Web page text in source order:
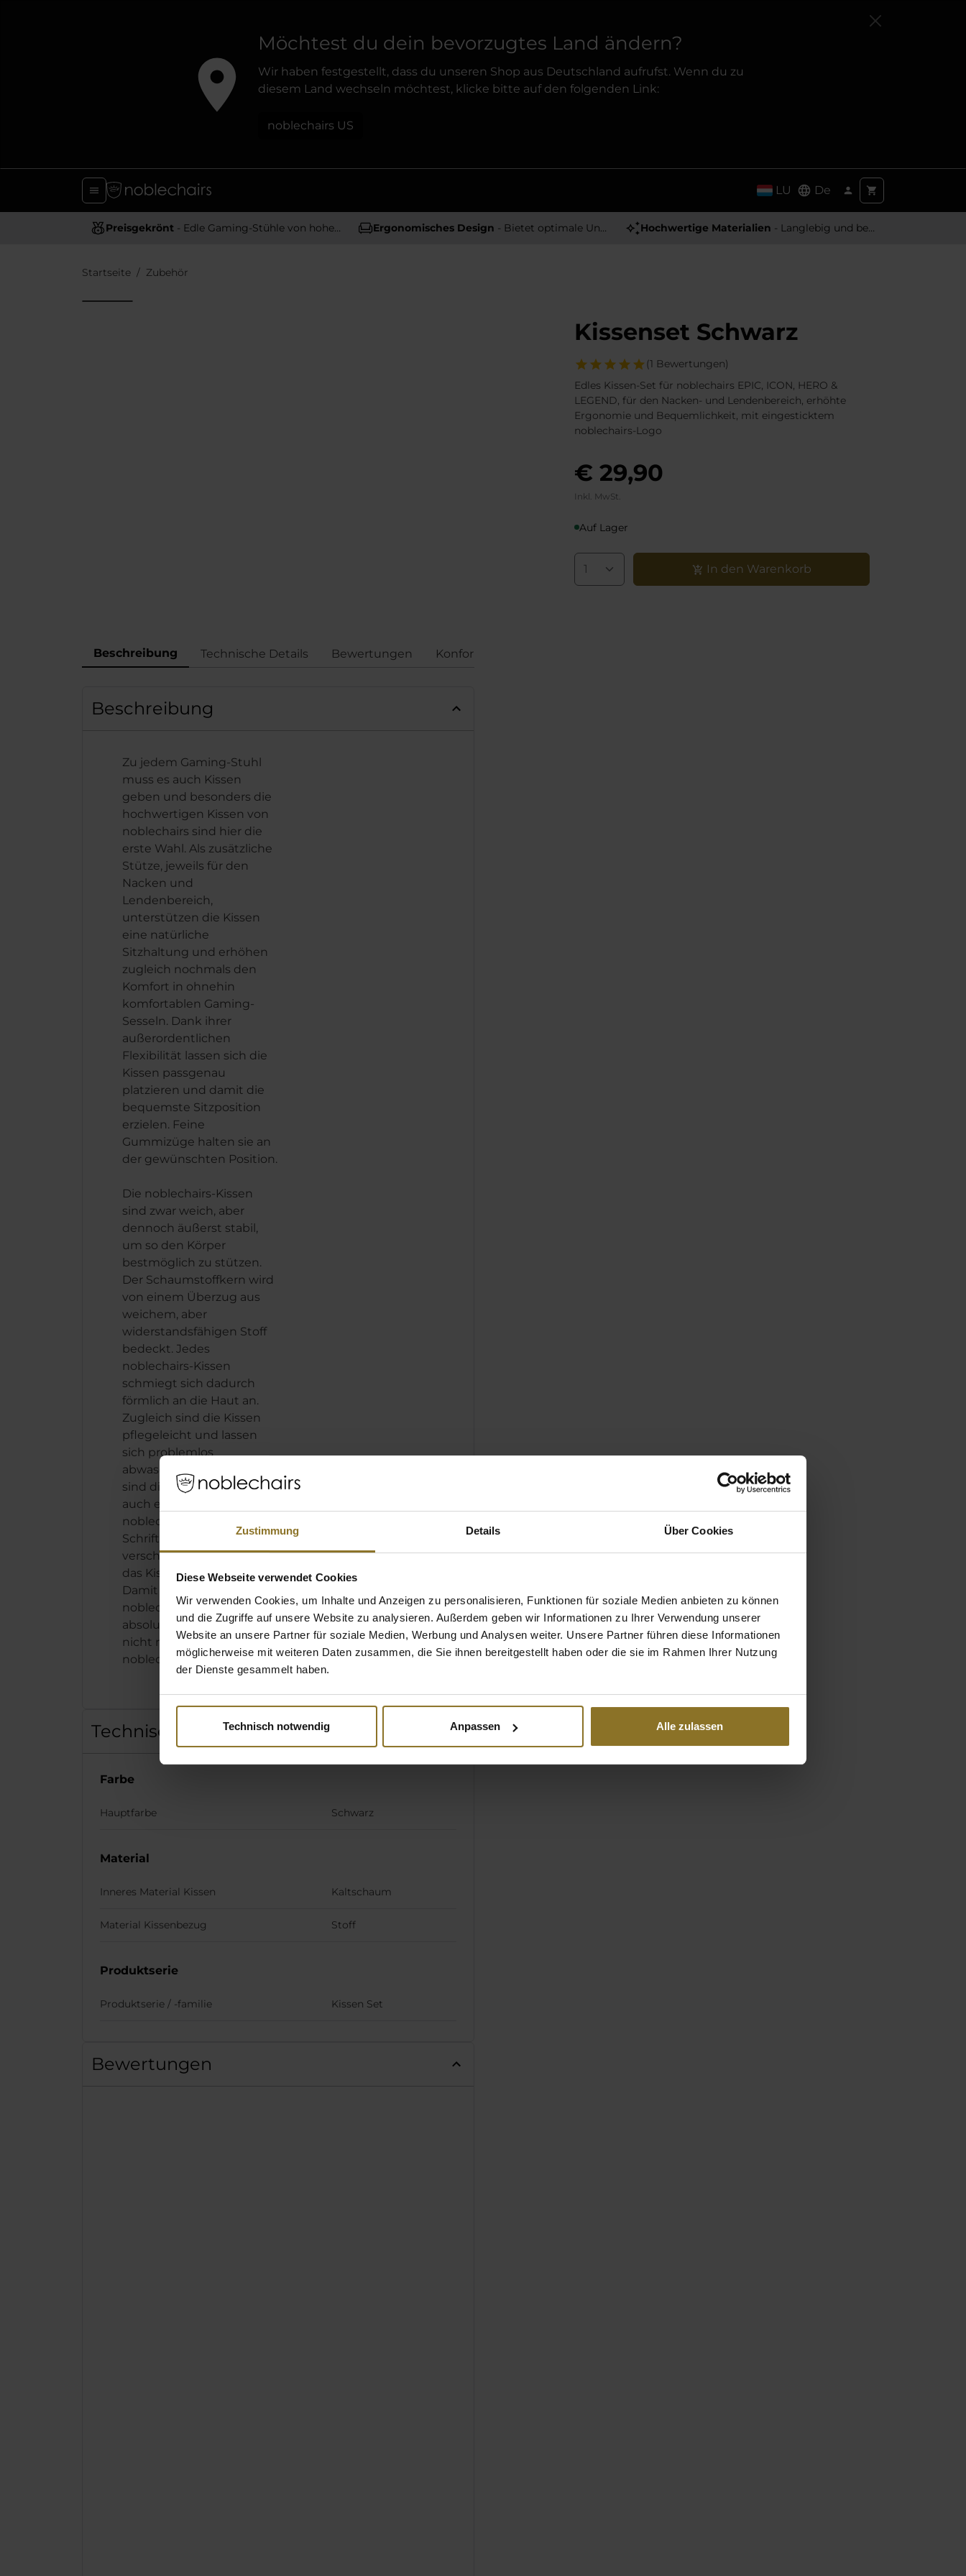
Zustimmung Details Über Cookies
Diese Webseite verwendet Cookies
Wir verwenden Cookies, um Inhalte und Anzeigen zu personalisieren, Funktionen für soziale Medien anbieten zu können
und die Zugriffe auf unsere Website zu analysieren. Außerdem geben wir Informationen zu Ihrer Verwendung unserer
Website an unsere Partner für soziale Medien, Werbung und Analysen weiter. Unsere Partner führen diese Informationen
möglicherweise mit weiteren Daten zusammen, die Sie ihnen bereitgestellt haben oder die sie im Rahmen Ihrer Nutzung
der Dienste gesammelt haben.
Technisch notwendig Anpassen Alle zulassen
Möchtest du dein bevorzugtes Land ändern?
Wir haben festgestellt, dass du unseren Shop aus Deutschland aufrufst. Wenn du zu
diesem Land wechseln möchtest, klicke bitte auf den folgenden Link:
noblechairs US
LU De
Preisgekrönt - Edle Gaming-Stühle von hoher Qualität Ergonomisches Design - Bietet optimale Unterstützung und Komfort Hochwertige Materialien - Langlebig und besonders Angenehm
Startseite Zubehör
Kissenset Schwarz
(1 Bewertungen)
Edles Kissen-Set für noblechairs EPIC, ICON, HERO &
LEGEND, für den Nacken- und Lendenbereich, erhöhte
Ergonomie und Bequemlichkeit, mit eingesticktem
noblechairs-Logo
€ 29,90
Auf Lager
Inkl. MwSt.
In den Warenkorb
Beschreibung Technische Details Bewertungen Konformität
Beschreibung
Zu jedem Gaming-Stuhl
muss es auch Kissen
geben und besonders die
hochwertigen Kissen von
noblechairs sind hier die
erste Wahl. Als zusätzliche
Stütze, jeweils für den
Nacken und
Lendenbereich,
unterstützen die Kissen
eine natürliche
Sitzhaltung und erhöhen
zugleich nochmals den
Komfort in ohnehin
komfortablen Gaming-
Sesseln. Dank ihrer
außerordentlichen
Flexibilität lassen sich die
Kissen passgenau
platzieren und damit die
bequemste Sitzposition
erzielen. Feine
Gummizüge halten sie an
der gewünschten Position.
Die noblechairs-Kissen
sind zwar weich, aber
dennoch äußerst stabil,
um so den Körper
bestmöglich zu stützen.
Der Schaumstoffkern wird
von einem Überzug aus
weichem, aber
widerstandsfähigen Stoff
bedeckt. Jedes
noblechairs-Kissen
schmiegt sich dadurch
förmlich an die Haut an.
Zugleich sind die Kissen
pflegeleicht und lassen
sich problemlos
abwaschen. Schließlich
sind die noblechairs Kissen
auch etwas für das Auge:
noblechairs-Logo und -
Schriftzug sind in
verschiedenen Farben in
das Kissen eingestickt.
Damit sind die
noblechairs-Kissen ein
absolutes Muss, und das
nicht nur für Besitzer eines
noblechairs.
Technische Details
Farbe
Hauptfarbe Schwarz
Material
Inneres Material Kissen Kaltschaum
Material Kissenbezug Stoff
Produktserie
Produktserie / -familie Kissen Set
Bewertungen